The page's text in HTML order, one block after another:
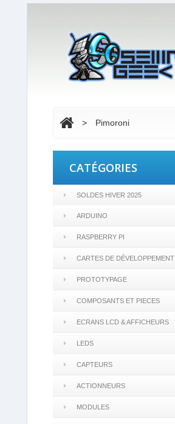
> Pimoroni
CATÉGORIES
SOLDES HIVER 2025
ARDUINO
RASPBERRY PI
CARTES DE DÉVELOPPEMENT
PROTOTYPAGE
COMPOSANTS ET PIECES
ECRANS LCD & AFFICHEURS
LEDS
CAPTEURS
ACTIONNEURS
MODULES